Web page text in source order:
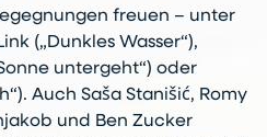
freuen – unter
(„Dunkles Wasser“),
untergeht“) oder
Auch Saša Stanišić, Romy
und Ben Zucker